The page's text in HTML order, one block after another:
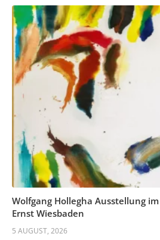
Wolfgang Hollegha Ausstellung
Ernst Wiesbaden
5 AUGUST, 2026